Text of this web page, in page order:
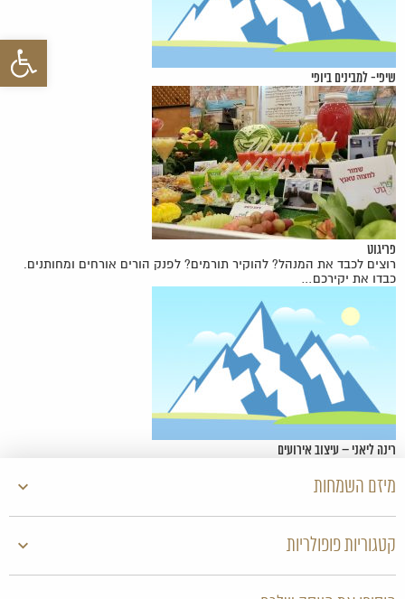
פתח
שיפי- למבינים ביופי
פריגוט
רוצים לכבד את המנהל? להוקיר תורמים? לפנק הורים אורחים ומחותנים.
כבדו את יקירכם…
רינה ליאני – עיצוב אירועים
מיזם השמחות
קטגוריות פופולריות